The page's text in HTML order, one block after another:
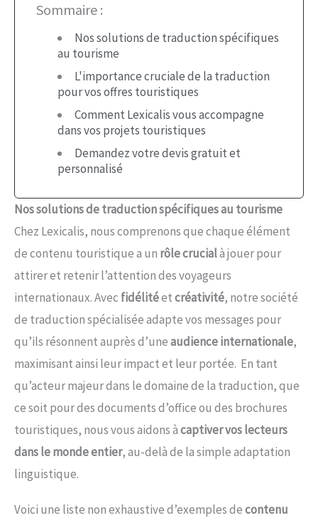
Sommaire :
Nos solutions de traduction spécifiques
au tourisme
L'importance cruciale de la traduction
pour vos offres touristiques
Comment Lexicalis vous accompagne
dans vos projets touristiques
Demandez votre devis gratuit et
personnalisé​
Nos solutions de traduction spécifiques au tourisme
Chez Lexicalis, nous comprenons que chaque élément
de contenu touristique a un rôle crucialà jouer pour
attirer et retenir l’attention des voyageurs
internationaux. Avec fidélitéetcréativité, notre société
de traduction spécialisée adapte vos messages pour
qu’ils résonnent auprès d’uneaudience internationale,
maximisant ainsi leur impact et leur portée. En tant
qu’acteur majeur dans le domaine de la traduction, que
ce soit pour des documents d’office ou des brochures
touristiques, nous vous aidons àcaptiver vos lecteurs
dans le monde entier, au-delà de la simple adaptation
linguistique.
Voici une liste non exhaustive d’exemples decontenu